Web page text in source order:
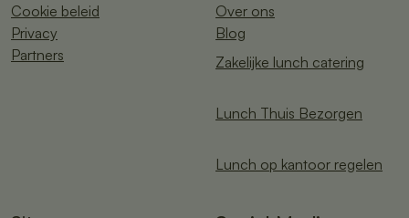
Cookie beleid
Privacy
Partners
Over ons
Blog
Zakelijke lunch catering
Lunch Thuis Bezorgen
Lunch op kantoor regelen